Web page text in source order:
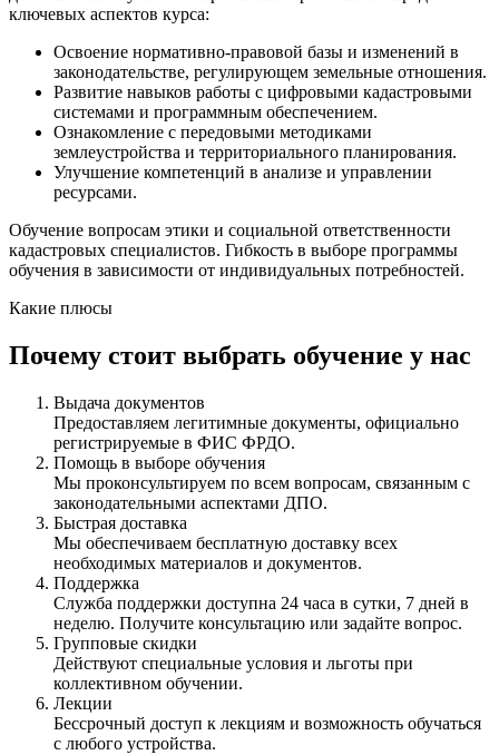
ключевых аспектов курса:
Освоение нормативно-правовой базы и изменений в
законодательстве, регулирующем земельные отношения.
Развитие навыков работы с цифровыми кадастровыми
системами и программным обеспечением.
Ознакомление с передовыми методиками
землеустройства и территориального планирования.
Улучшение компетенций в анализе и управлении
ресурсами.
Обучение вопросам этики и социальной ответственности
кадастровых специалистов. Гибкость в выборе программы
обучения в зависимости от индивидуальных потребностей.
Какие плюсы
Почему стоит выбрать обучение у нас
Выдача документов
Предоставляем легитимные документы, официально
регистрируемые в ФИС ФРДО.
Помощь в выборе обучения
Мы проконсультируем по всем вопросам, связанным с
законодательными аспектами ДПО.
Быстрая доставка
Мы обеспечиваем бесплатную доставку всех
необходимых материалов и документов.
Поддержка
Служба поддержки доступна 24 часа в сутки, 7 дней в
неделю. Получите консультацию или задайте вопрос.
Групповые скидки
Действуют специальные условия и льготы при
коллективном обучении.
Лекции
Бессрочный доступ к лекциям и возможность обучаться
с любого устройства.